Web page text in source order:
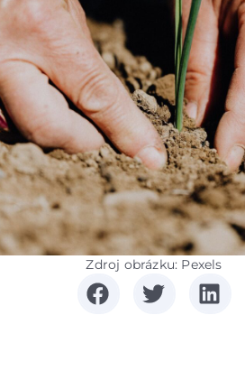
Zdroj obrázku: Pexels